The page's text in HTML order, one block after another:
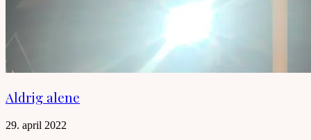
Aldrig alene
29. april 2022